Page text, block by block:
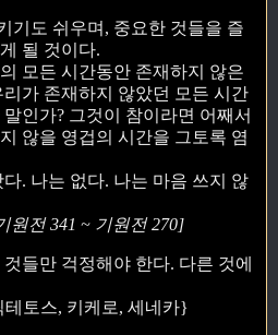
기도 쉬우며, 중요한 것들을 즐
될 것이다.
모든 시간동안 존재하지 않은
가 존재하지 않았던 모든 시간
인가? 그것이 참이라면 어째서
않을 영겁의 시간을 그토록 염
. 나는 없다. 나는 마음 쓰지 않
원전 341 ~ 기원전 270]
들만 걱정해야 한다. 다른 것에
토스, 키케로, 세네카}